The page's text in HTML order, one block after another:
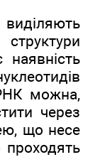
можна,
через
що несе